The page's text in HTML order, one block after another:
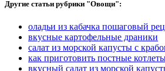
Другие статьи рубрики "Овощи":
оладьи из кабачка пошаговый
вкусные картофельные драники
салат из морской капусты с
как приготовить постные
вкусный салат из морской